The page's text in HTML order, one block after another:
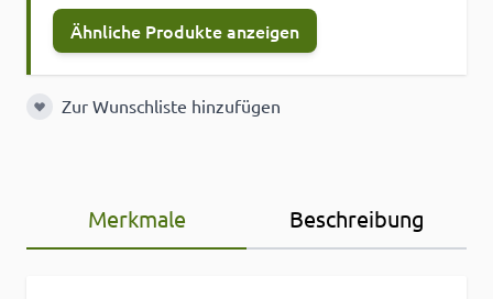
Ähnliche Produkte anzeigen
Zur Wunschliste hinzufügen
Zur Wunschliste hinzufügen
Merkmale Beschreibung